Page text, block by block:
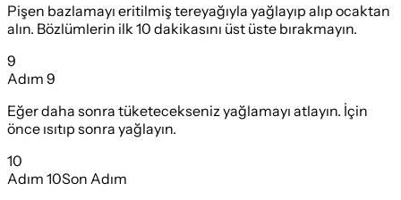
Pişen bazlamayı eritilmiş tereyağıyla yağlayıp alıp ocaktan
alın. Bözlümlerin ilk 10 dakikasını üst üste bırakmayın.
9
Adım 9
Eğer daha sonra tüketecekseniz yağlamayı atlayın. İçin
önce ısıtıp sonra yağlayın.
10
Adım 10Son Adım